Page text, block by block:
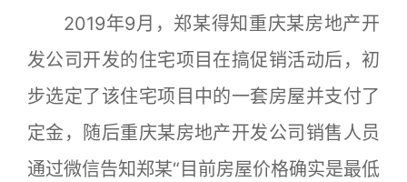
2019年9月，郑某得知重庆某房地产开
发公司开发的住宅项目在搞促销活动后，初
步选定了该住宅项目中的一套房屋并支付了
定金，随后重庆某房地产开发公司销售人员
通过微信告知郑某“目前房屋价格确实是最低